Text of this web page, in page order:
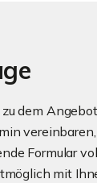
dem
Formular
mit